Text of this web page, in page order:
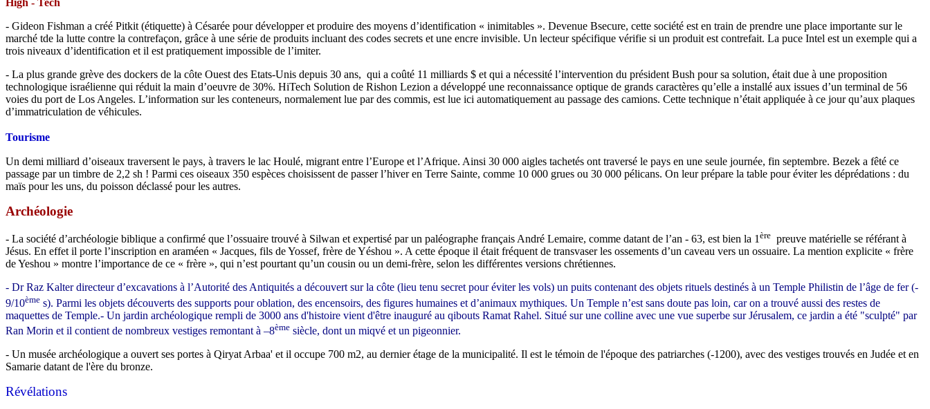
High - Tech
- Gideon Fishman a créé Pitkit (étiquette) à Césarée pour développer et produire des moyens d’identification « inimitables ». Devenue Bsecure, cette société est en train de prendre une place importante sur le
marché tde la lutte contre la contrefaçon, grâce à une série de produits incluant des codes secrets et une encre invisible. Un lecteur spécifique vérifie si un produit est contrefait. La puce Intel est un exemple qui a
trois niveaux d’identification et il est pratiquement impossible de l’imiter.
- La plus grande grève des dockers de la côte Ouest des Etats-Unis depuis 30 ans, qui a coûté 11 milliards $ et qui a nécessité l’intervention du président Bush pour sa solution, était due à une proposition
technologique israélienne qui réduit la main d’oeuvre de 30%. HiTech Solution de Rishon Lezion a développé une reconnaissance optique de grands caractères qu’elle a installé aux issues d’un terminal de 56
voies du port de Los Angeles. L’information sur les conteneurs, normalement lue par des commis, est lue ici automatiquement au passage des camions. Cette technique n’était appliquée à ce jour qu’aux plaques
d’immatriculation de véhicules.
Tourisme
Un demi milliard d’oiseaux traversent le pays, à travers le lac Houlé, migrant entre l’Europe et l’Afrique. Ainsi 30 000 aigles tachetés ont traversé le pays en une seule journée, fin septembre. Bezek a fêté ce
passage par un timbre de 2,2 sh ! Parmi ces oiseaux 350 espèces choisissent de passer l’hiver en Terre Sainte, comme 10 000 grues ou 30 000 pélicans. On leur prépare la table pour éviter les déprédations : du
maïs pour les uns, du poisson déclassé pour les autres.
Archéologie
- La société d’archéologie biblique a confirmé que l’ossuaire trouvé à Silwan et expertisé par un paléographe français André Lemaire, comme datant de l’an - 63, est bien la 1 ère preuve matérielle se référant à
Jésus. En effet il porte l’inscription en araméen « Jacques, fils de Yossef, frère de Yéshou ». A cette époque il était fréquent de transvaser les ossements d’un caveau vers un ossuaire. La mention explicite « frère
de Yeshou » montre l’importance de ce « frère », qui n’est pourtant qu’un cousin ou un demi-frère, selon les différentes versions chrétiennes.
- Dr Raz Kalter directeur d’excavations à l’Autorité des Antiquités a découvert sur la côte (lieu tenu secret pour éviter les vols) un puits contenant des objets rituels destinés à un Temple Philistin de l’âge de fer (-
9/10ème s). Parmi les objets découverts des supports pour oblation, des encensoirs, des figures humaines et d’animaux mythiques. Un Temple n’est sans doute pas loin, car on a trouvé aussi des restes de
maquettes de Temple.- Un jardin archéologique rempli de 3000 ans d'histoire vient d'être inauguré au qibouts Ramat Rahel. Situé sur une colline avec une vue superbe sur Jérusalem, ce jardin a été "sculpté" par
Ran Morin et il contient de nombreux vestiges remontant à –8ème siècle, dont un miqvé et un pigeonnier.
- Un musée archéologique a ouvert ses portes à Qiryat Arbaa' et il occupe 700 m2, au dernier étage de la municipalité. Il est le témoin de l'époque des patriarches (-1200), avec des vestiges trouvés en Judée et en
Samarie datant de l'ère du bronze.
Révélations